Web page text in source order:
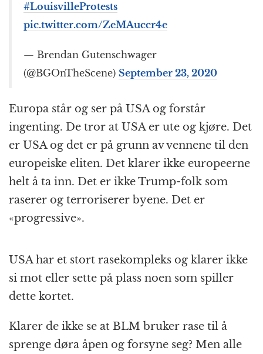
#LouisvilleProtests
pic.twitter.com/ZeMAuccr4e
— Brendan Gutenschwager
(@BGOnTheScene) September 23, 2020
Europa står og ser på USA og forstår
ingenting. De tror at USA er ute og kjøre. Det
er USA og det er på grunn av vennene til den
europeiske eliten. Det klarer ikke europeerne
helt å ta inn. Det er ikke Trump-folk som
raserer og terroriserer byene. Det er
«progressive».
USA har et stort rasekompleks og klarer ikke
si mot eller sette på plass noen som spiller
dette kortet.
Klarer de ikke se at BLM bruker rase til å
sprenge døra åpen og forsyne seg? Men alle